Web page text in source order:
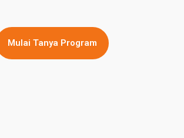
Mulai Tanya Program